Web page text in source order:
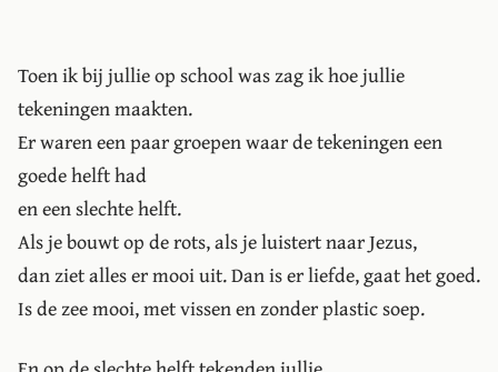
Toen ik bij jullie op school was zag ik hoe jullie
tekeningen maakten.
Er waren een paar groepen waar de tekeningen een
goede helft had
en een slechte helft.
Als je bouwt op de rots, als je luistert naar Jezus,
dan ziet alles er mooi uit. Dan is er liefde, gaat het goed.
Is de zee mooi, met vissen en zonder plastic soep.